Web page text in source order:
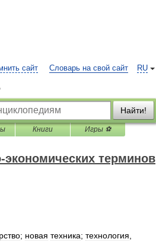
RU
сайт Словарь на свой сайт
Найти!
Книги Игры ⚽
терминов
; новая техника; технология